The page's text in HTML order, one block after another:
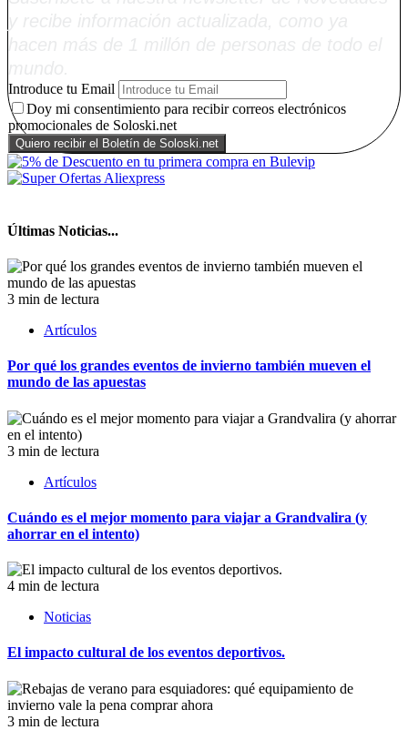
Introduce tu Email
Doy mi consentimiento para recibir correos electrónicos
promocionales de Soloski.net
Últimas Noticias...
3 min de lectura
Artículos
Por qué los grandes eventos de invierno también mueven el
mundo de las apuestas
3 min de lectura
Artículos
Cuándo es el mejor momento para viajar a Grandvalira (y
ahorrar en el intento)
4 min de lectura
Noticias
El impacto cultural de los eventos deportivos.
3 min de lectura